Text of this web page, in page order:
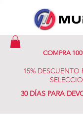
COMPRA
15% DESCUENTO
30 DÍAS PARA